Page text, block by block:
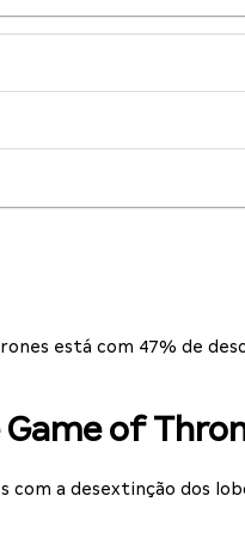
está com 47% de
Game of
com a desextinção dos